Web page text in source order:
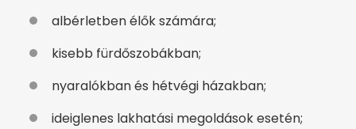
albérletben élők számára;
kisebb fürdőszobákban;
nyaralókban és hétvégi házakban;
ideiglenes lakhatási megoldások esetén;